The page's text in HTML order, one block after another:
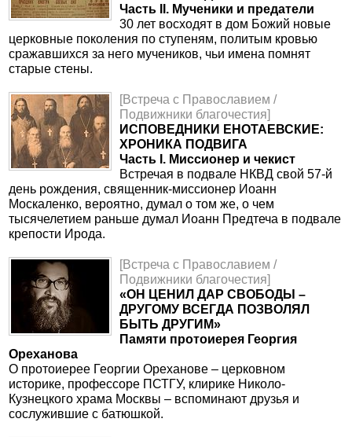
Часть II. Мученики и предатели
30 лет восходят в дом Божий новые
церковные поколения по ступеням, политым кровью
сражавшихся за него мучеников, чьи имена помнят
старые стены.
[Встреча с Православием /
Подвижники благочестия]
ИСПОВЕДНИКИ ЕНОТАЕВСКИЕ:
ХРОНИКА ПОДВИГА
Часть I. Миссионер и чекист
Встречая в подвале НКВД свой 57-й
день рождения, священник-миссионер Иоанн
Москаленко, вероятно, думал о том же, о чем
тысячелетием раньше думал Иоанн Предтеча в подвале
крепости Ирода.
[Встреча с Православием /
Подвижники благочестия]
«ОН ЦЕНИЛ ДАР СВОБОДЫ –
ДРУГОМУ ВСЕГДА ПОЗВОЛЯЛ
БЫТЬ ДРУГИМ»
Памяти протоиерея Георгия
Ореханова
О протоиерее Георгии Ореханове – церковном
историке, профессоре ПСТГУ, клирике Николо-
Кузнецкого храма Москвы – вспоминают друзья и
сослужившие с батюшкой.